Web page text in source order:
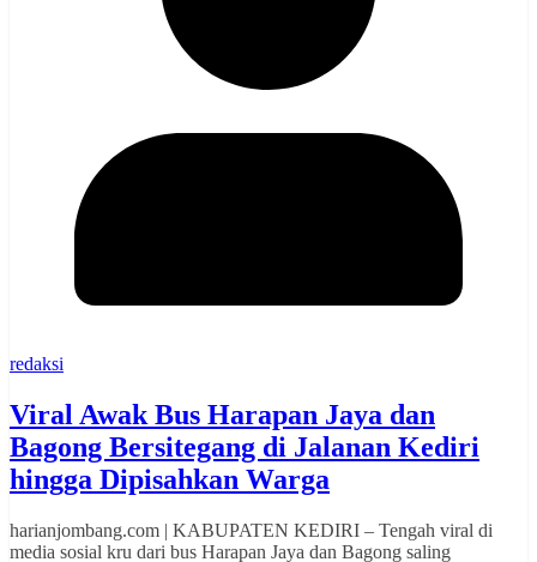
redaksi
Viral Awak Bus Harapan Jaya dan
Bagong Bersitegang di Jalanan Kediri
hingga Dipisahkan Warga
harianjombang.com | KABUPATEN KEDIRI – Tengah viral di
media sosial kru dari bus Harapan Jaya dan Bagong saling